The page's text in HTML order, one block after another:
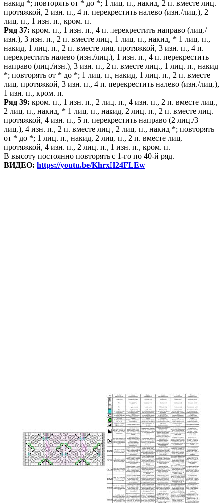
накид *; повторять от * до *; 1 лиц. п., накид, 2 п. вместе лиц.
протяжкой, 2 изн. п., 4 п. перекрестить налево (изн./лиц.), 2
лиц. п., 1 изн. п., кром. п.
Ряд 37: кром. п., 1 изн. п., 4 п. перекрестить направо (лиц./
изн.), 3 изн. п., 2 п. вместе лиц., 1 лиц. п., накид, * 1 лиц. п.,
накид, 1 лиц. п., 2 п. вместе лиц. протяжкой, 3 изн. п., 4 п.
перекрестить налево (изн./лиц.), 1 изн. п., 4 п. перекрестить
направо (лиц./изн.), 3 изн. п., 2 п. вместе лиц., 1 лиц. п., накид
*; повторять от * до *; 1 лиц. п., накид, 1 лиц. п., 2 п. вместе
лиц. протяжкой, 3 изн. п., 4 п. перекрестить налево (изн./лиц.),
1 изн. п., кром. п.
Ряд 39: кром. п., 1 изн. п., 2 лиц. п., 4 изн. п., 2 п. вместе лиц.,
2 лиц. п., накид, * 1 лиц. п., накид, 2 лиц. п., 2 п. вместе лиц.
протяжкой, 4 изн. п., 5 п. перекрестить направо (2 лиц./3
лиц.), 4 изн. п., 2 п. вместе лиц., 2 лиц. п., накид *; повторять
от * до *; 1 лиц. п., накид, 2 лиц. п., 2 п. вместе лиц.
протяжкой, 4 изн. п., 2 лиц. п., 1 изн. п., кром. п.
В высоту постоянно повторять с 1-го по 40-й ряд.
ВИДЕО: https://youtu.be/KhrxH24FLEw